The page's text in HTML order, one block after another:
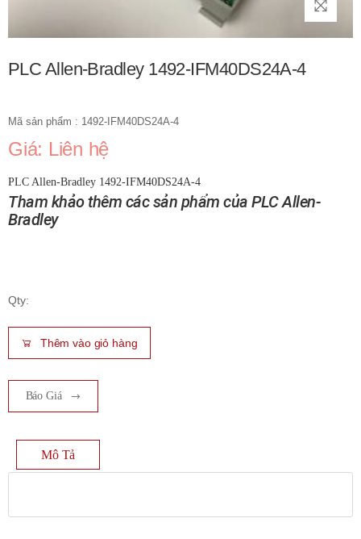
PLC Allen-Bradley 1492-IFM40DS24A-4
Mã sản phẩm : 1492-IFM40DS24A-4
Giá: Liên hệ
PLC Allen-Bradley 1492-IFM40DS24A-4
Tham khảo thêm các sản phẩm của PLC Allen-
Bradley
Qty:
Thêm vào giỏ hàng
Báo Giá
Mô Tả